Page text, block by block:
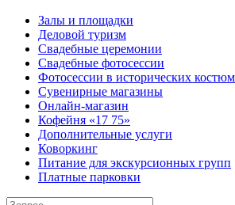
Залы и площадки
Деловой туризм
Свадебные церемонии
Свадебные фотосессии
Фотосессии в исторических
Сувенирные магазины
Онлайн-магазин
Кофейня «17 75»
Дополнительные услуги
Коворкинг
Питание для экскурсионных групп
Платные парковки